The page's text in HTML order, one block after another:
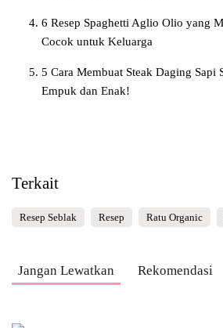
6 Resep Spaghetti Aglio Olio yang
Cocok untuk Keluarga
5 Cara Membuat Steak Daging Sapi
Empuk dan Enak!
Terkait
Resep Seblak Resep Ratu Organic
Jangan Lewatkan Rekomendasi